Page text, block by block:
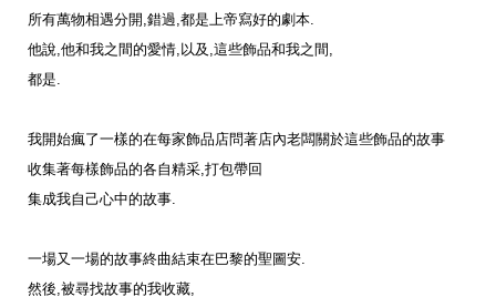
所有萬物相遇分開 ,錯過,都是上帝寫好的劇本.
他說,他和我之間的愛情, 以及 ,這些飾品和我之間 ,
都是.
我開始瘋了一樣的在每家飾品店問著店內老闆關於這些飾品的故事
收集著每樣飾品的各自精采,打包帶回
集成我自己心中的故事.
一場又一場的故事終曲結束在巴黎的聖圖安.
然後,被尋找故事的我收藏,